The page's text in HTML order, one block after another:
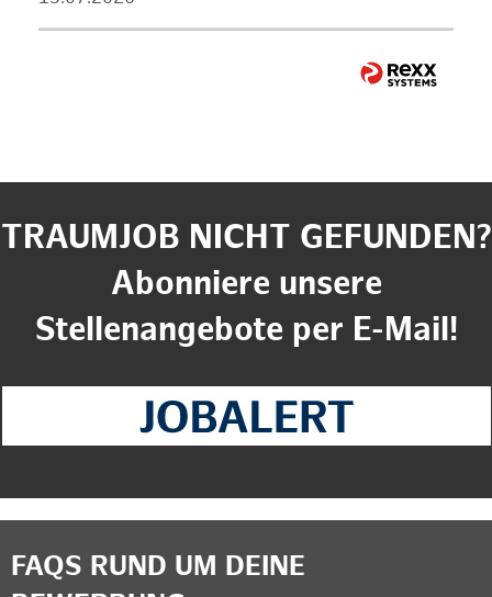
TRAUMJOB NICHT GEFUNDEN?
Abonniere unsere
Stellenangebote per E-Mail!
FAQS RUND UM DEINE